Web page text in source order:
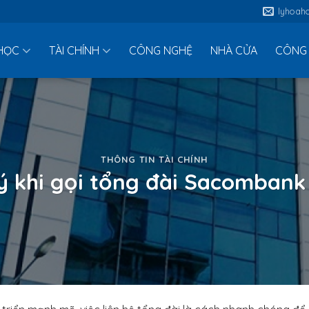
TÀI CHÍNH CÔNG NGHỆ NHÀ CỬA CÔNG
THÔNG TIN TÀI CHÍNH
khi gọi tổng đài